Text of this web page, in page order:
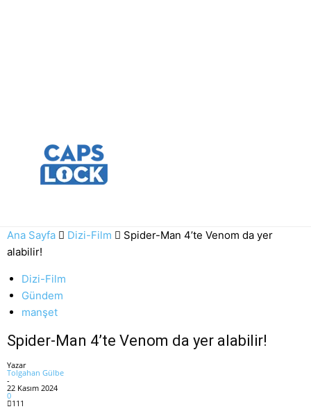
Ana Sayfa Dizi-Film
Spider-Man 4’te Venom da yer
alabilir!
Dizi-Film
Gündem
manşet
Spider-Man 4’te Venom da yer alabilir!
Yazar
Tolgahan Gülbe
-
22 Kasım 2024
0
111